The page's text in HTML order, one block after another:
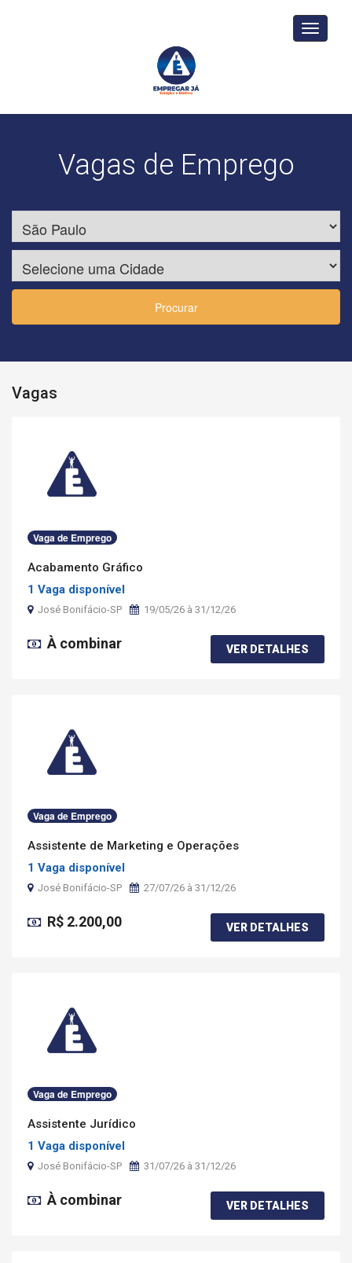
Toggle
Vagas de Emprego
Procurar
Vagas
Vaga de Emprego
Acabamento Gráfico
1 Vaga disponível
José Bonifácio-SP 19/05/26 à 31/12/26
À combinar VER DETALHES
Vaga de Emprego
Assistente de Marketing e Operações
1 Vaga disponível
José Bonifácio-SP 27/07/26 à 31/12/26
R$ 2.200,00 VER DETALHES
Vaga de Emprego
Assistente Jurídico
1 Vaga disponível
José Bonifácio-SP 31/07/26 à 31/12/26
À combinar VER DETALHES